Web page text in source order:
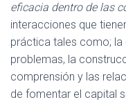
eficacia dentro de las
interacciones que
práctica tales como;
problemas, la
comprensión y las
de fomentar el capital